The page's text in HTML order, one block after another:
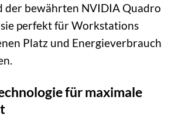
der bewährten NVIDIA Quadro
perfekt für Workstations
Platz und Energieverbrauch
für maximale